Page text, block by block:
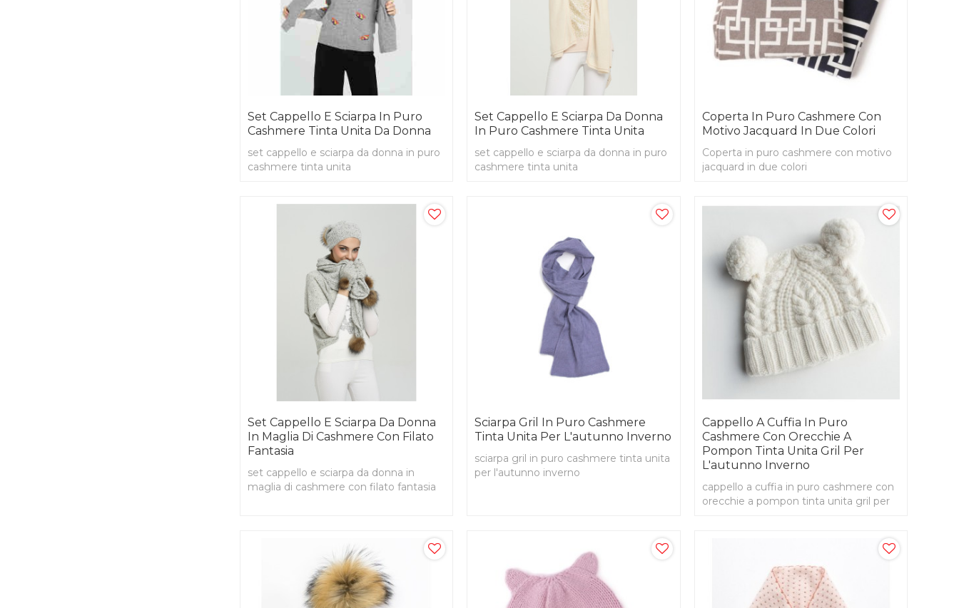
Set Cappello E Sciarpa In Puro
Cashmere Tinta Unita Da Donna
set cappello e sciarpa da donna in puro
cashmere tinta unita
Set Cappello E Sciarpa Da Donna
In Puro Cashmere Tinta Unita
set cappello e sciarpa da donna in puro
cashmere tinta unita
Coperta In Puro Cashmere Con
Motivo Jacquard In Due Colori
Coperta in puro cashmere con motivo
jacquard in due colori
Set Cappello E Sciarpa Da Donna
In Maglia Di Cashmere Con Filato
Fantasia
set cappello e sciarpa da donna in
maglia di cashmere con filato fantasia
Sciarpa Gril In Puro Cashmere
Tinta Unita Per L'autunno Inverno
sciarpa gril in puro cashmere tinta unita
per l'autunno inverno
Cappello A Cuffia In Puro
Cashmere Con Orecchie A
Pompon Tinta Unita Gril Per
L'autunno Inverno
cappello a cuffia in puro cashmere con
orecchie a pompon tinta unita gril per